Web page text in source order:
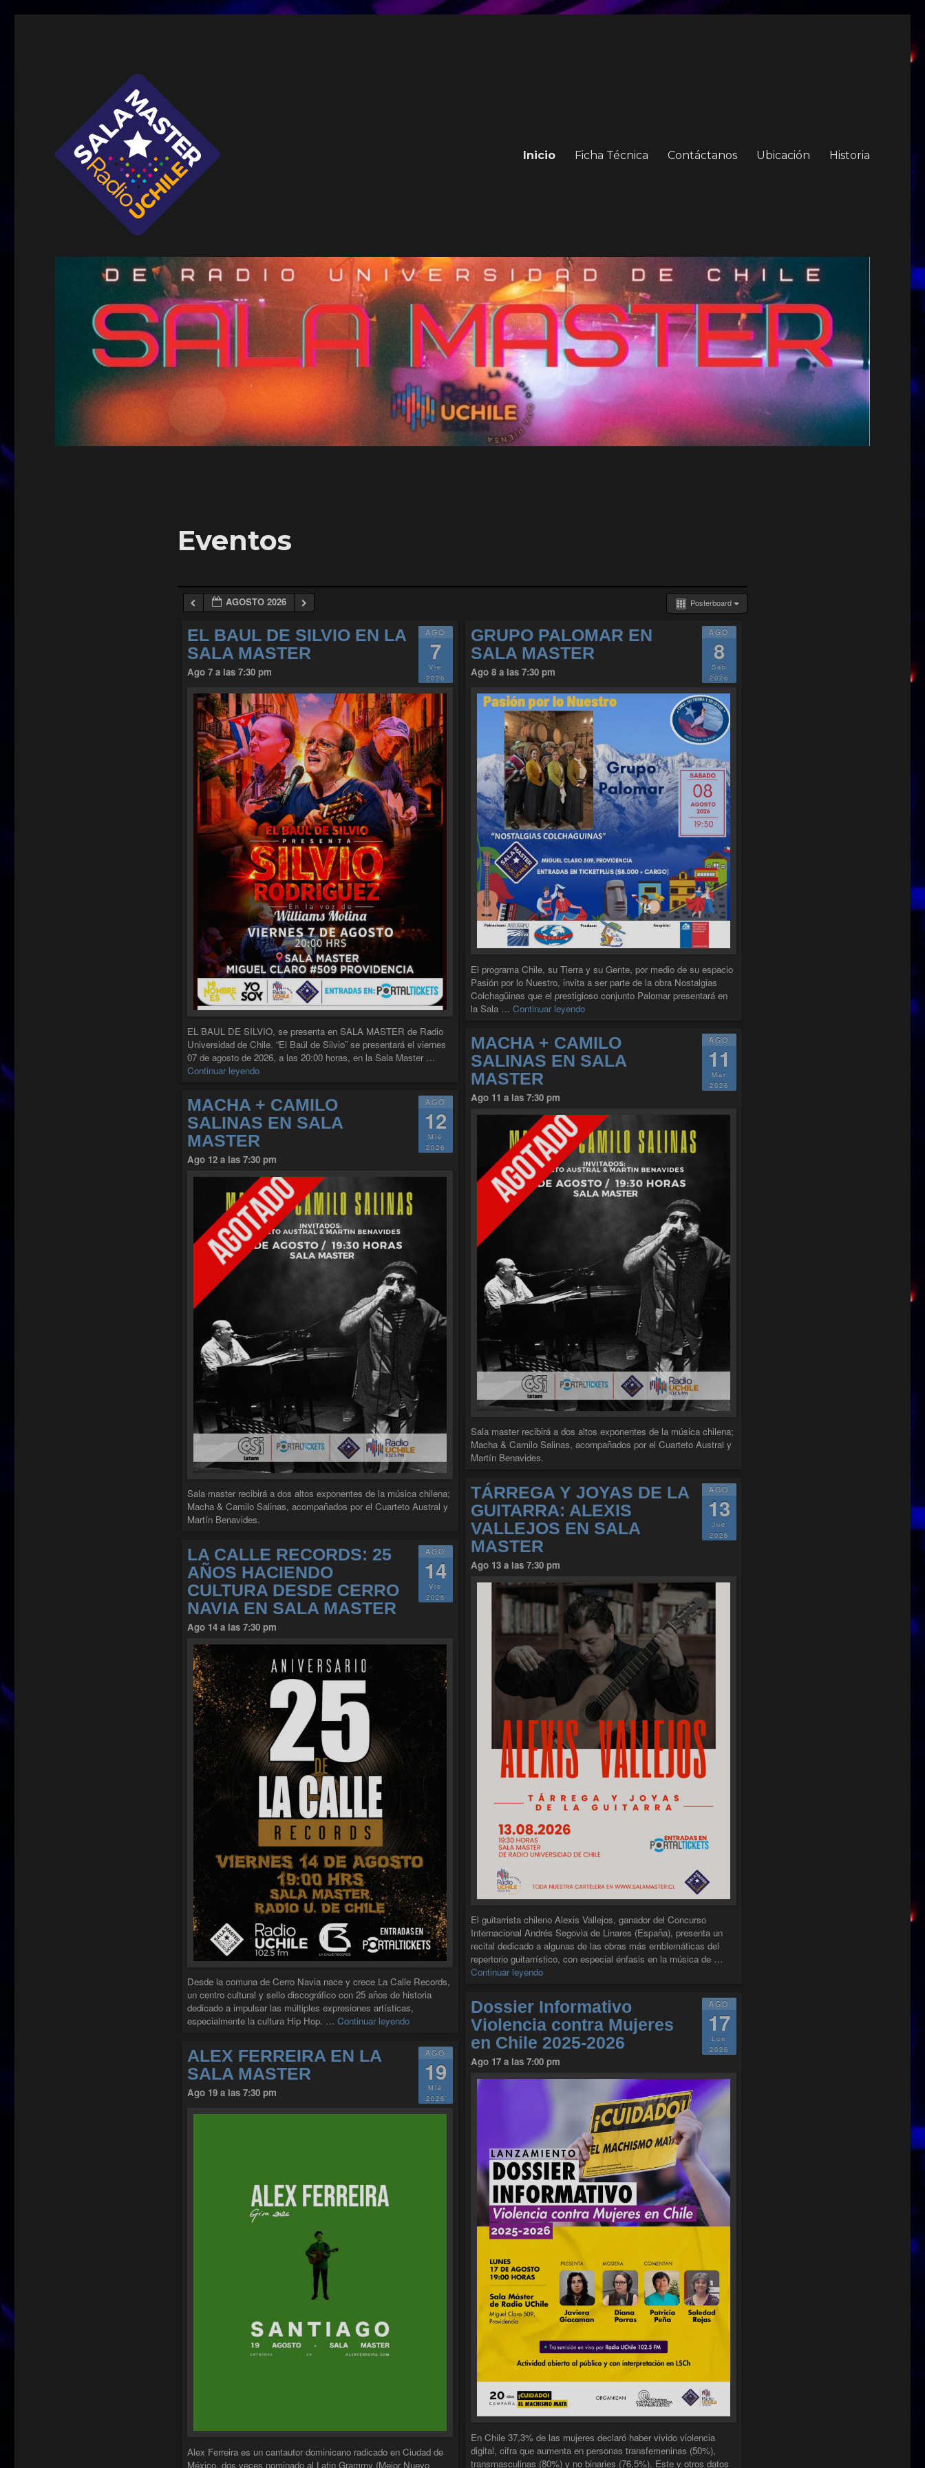
Sala Master
Inicio Ficha Técnica Contáctanos Ubicación Historia
Eventos
Posterboard
AGOSTO 2026
AGO
7
Vie
2026
EL BAUL DE SILVIO EN LA
SALA MASTER
Ago 7 a las 7:30 pm
EL BAUL DE SILVIO, se presenta en SALA MASTER de Radio
Universidad de Chile. “El Baúl de Silvio” se presentará el viernes
07 de agosto de 2026, a las 20:00 horas, en la Sala Master …
Continuar leyendo"EL BAUL DE SILVIO EN LA SALA MASTER"
AGO
8
Sáb
2026
GRUPO PALOMAR EN
SALA MASTER
Ago 8 a las 7:30 pm
El programa Chile, su Tierra y su Gente, por medio de su espacio
Pasión por lo Nuestro, invita a ser parte de la obra Nostalgias
Colchagüinas que el prestigioso conjunto Palomar presentará en
la Sala … Continuar leyendo"GRUPO PALOMAR EN SALA MASTER"
AGO
11
Mar
2026
MACHA + CAMILO
SALINAS EN SALA
MASTER
Ago 11 a las 7:30 pm
Sala master recibirá a dos altos exponentes de la música chilena;
Macha & Camilo Salinas, acompañados por el Cuarteto Austral y
Martín Benavides.
AGO
12
Mié
2026
MACHA + CAMILO
SALINAS EN SALA
MASTER
Ago 12 a las 7:30 pm
Sala master recibirá a dos altos exponentes de la música chilena;
Macha & Camilo Salinas, acompañados por el Cuarteto Austral y
Martín Benavides.
AGO
13
Jue
2026
TÁRREGA Y JOYAS DE LA
GUITARRA: ALEXIS
VALLEJOS EN SALA
MASTER
Ago 13 a las 7:30 pm
El guitarrista chileno Alexis Vallejos, ganador del Concurso
Internacional Andrés Segovia de Linares (España), presenta un
recital dedicado a algunas de las obras más emblemáticas del
repertorio guitarrístico, con especial énfasis en la música de …
Continuar leyendo"TÁRREGA Y JOYAS DE LA GUITARRA: ALEXIS VALLEJOS EN SALA MASTER"
AGO
14
Vie
2026
LA CALLE RECORDS: 25
AÑOS HACIENDO
CULTURA DESDE CERRO
NAVIA EN SALA MASTER
Ago 14 a las 7:30 pm
Desde la comuna de Cerro Navia nace y crece La Calle Records,
un centro cultural y sello discográfico con 25 años de historia
dedicado a impulsar las múltiples expresiones artísticas,
especialmente la cultura Hip Hop. … Continuar leyendo"LA CALLE RECORDS: 25 AÑOS HACIENDO CULTURA DESDE CERRO NAVIA EN SALA MASTER"
AGO
17
Lun
2026
Dossier Informativo
Violencia contra Mujeres
en Chile 2025-2026
Ago 17 a las 7:00 pm
En Chile 37,3% de las mujeres declaró haber vivido violencia
digital, cifra que aumenta en personas transfemeninas (50%),
transmasculinas (80%) y no binaries (76,5%). Este y otros datos
AGO
19
Mié
2026
ALEX FERREIRA EN LA
SALA MASTER
Ago 19 a las 7:30 pm
Alex Ferreira es un cantautor dominicano radicado en Ciudad de
México, dos veces nominado al Latin Grammy (Mejor Nuevo